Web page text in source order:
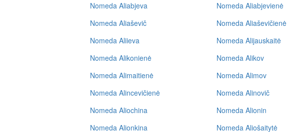
Nomeda Aliabjeva
Nomeda Aliabjevienė
Nomeda Aliaševič
Nomeda Aliaševičienė
Nomeda Aliieva
Nomeda Alijauskaitė
Nomeda Alikonienė
Nomeda Alikov
Nomeda Alimaitienė
Nomeda Alimov
Nomeda Alincevičienė
Nomeda Alinovič
Nomeda Aliochina
Nomeda Alionin
Nomeda Alionkina
Nomeda Aliošaitytė